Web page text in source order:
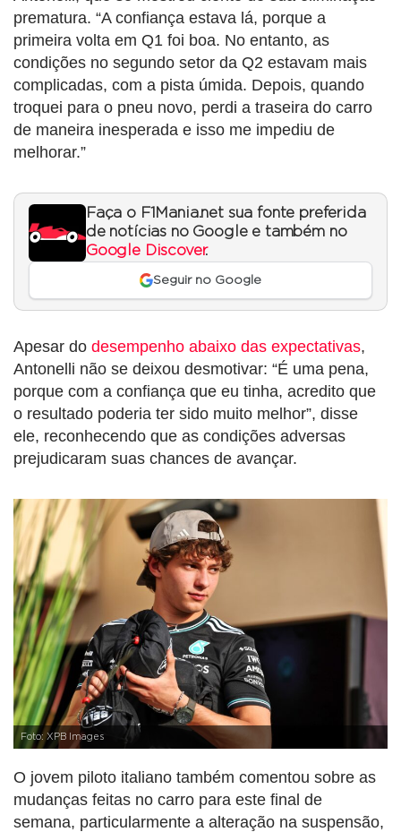
prematura. “A confiança estava lá, porque a
primeira volta em Q1 foi boa. No entanto, as
condições no segundo setor da Q2 estavam mais
complicadas, com a pista úmida. Depois, quando
troquei para o pneu novo, perdi a traseira do carro
de maneira inesperada e isso me impediu de
melhorar.”
Faça o F1Mania.net sua fonte preferida
de notícias no Google e também no
Google Discover.
Seguir no Google
Apesar do desempenho abaixo das expectativas,
Antonelli não se deixou desmotivar: “É uma pena,
porque com a confiança que eu tinha, acredito que
o resultado poderia ter sido muito melhor”, disse
ele, reconhecendo que as condições adversas
prejudicaram suas chances de avançar.
Foto: XPB Images
O jovem piloto italiano também comentou sobre as
mudanças feitas no carro para este final de
semana, particularmente a alteração na suspensão,